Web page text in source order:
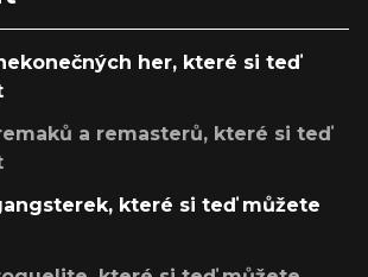
her, které si teď
a remasterů, které si teď
které si teď můžete